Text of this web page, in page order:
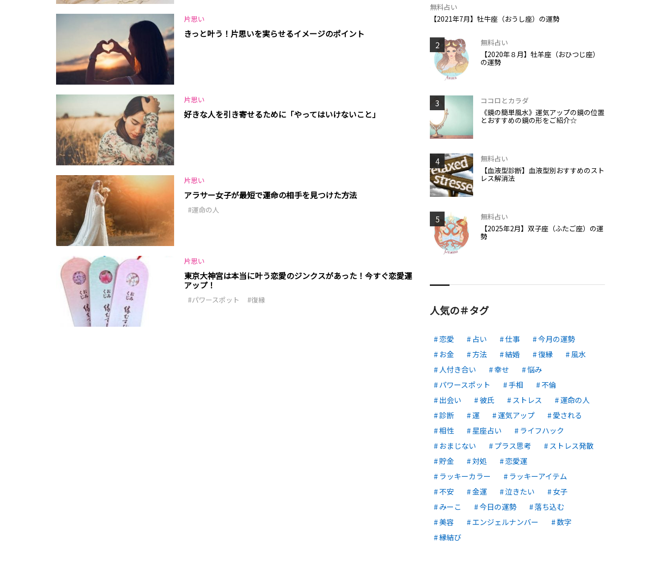
片思い
きっと叶う！片思いを実らせるイメージのポイント
片思い
好きな人を引き寄せるために「やってはいけないこと」
片思い
アラサー女子が最短で運命の相手を見つけた方法
運命の人
片思い
東京大神宮は本当に叶う恋愛のジンクスがあった！今すぐ恋愛運
アップ！
パワースポット 復縁
無料占い
【2021年7月】牡牛座（おうし座）の運勢
2
無料占い
【2020年８月】牡羊座（おひつじ座）
の運勢
3
ココロとカラダ
《鏡の簡単風水》運気アップの鏡の位置
とおすすめの鏡の形をご紹介☆
4
無料占い
【血液型診断】血液型別おすすめのスト
レス解消法
5
無料占い
【2025年2月】双子座（ふたご座）の運
勢
人気の＃タグ
恋愛 占い 仕事
今月の運勢
お金
方法 結婚 復縁
風水
人付き合い
幸せ
悩み
パワースポット
手相
不倫
出会い
彼氏 ストレス
運命の人
診断
運 運気アップ
愛される
相性
星座占い
ライフハック
おまじない
プラス思考
ストレス発散
貯金
対処
恋愛運
ラッキーカラー
ラッキーアイテム
不安
金運 泣きたい
女子
みーこ
今日の運勢
落ち込む
美容
エンジェルナンバー
数字
縁結び